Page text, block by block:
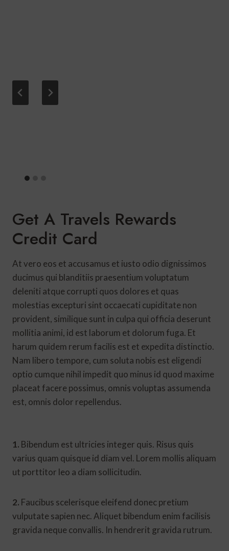
Get A Travels Rewards
Credit Card
At vero eos et accusamus et iusto odio dignissimos
ducimus qui blanditiis praesentium voluptatum
deleniti atque corrupti quos dolores et quas
molestias excepturi sint occaecati cupiditate non
provident, similique sunt in culpa qui officia deserunt
mollitia animi, id est laborum et dolorum fuga. Et
harum quidem rerum facilis est et expedita distinctio.
Nam libero tempore, cum soluta nobis est eligendi
optio cumque nihil impedit quo minus id quod maxime
placeat facere possimus, omnis voluptas assumenda
est, omnis dolor repellendus.
1. Bibendum est ultricies integer quis. Risus quis
varius quam quisque id diam vel. Lorem mollis aliquam
ut porttitor leo a diam sollicitudin.
2. Faucibus scelerisque eleifend donec pretium
vulputate sapien nec. Aliquet bibendum enim facilisis
gravida neque convallis. In hendrerit gravida rutrum.